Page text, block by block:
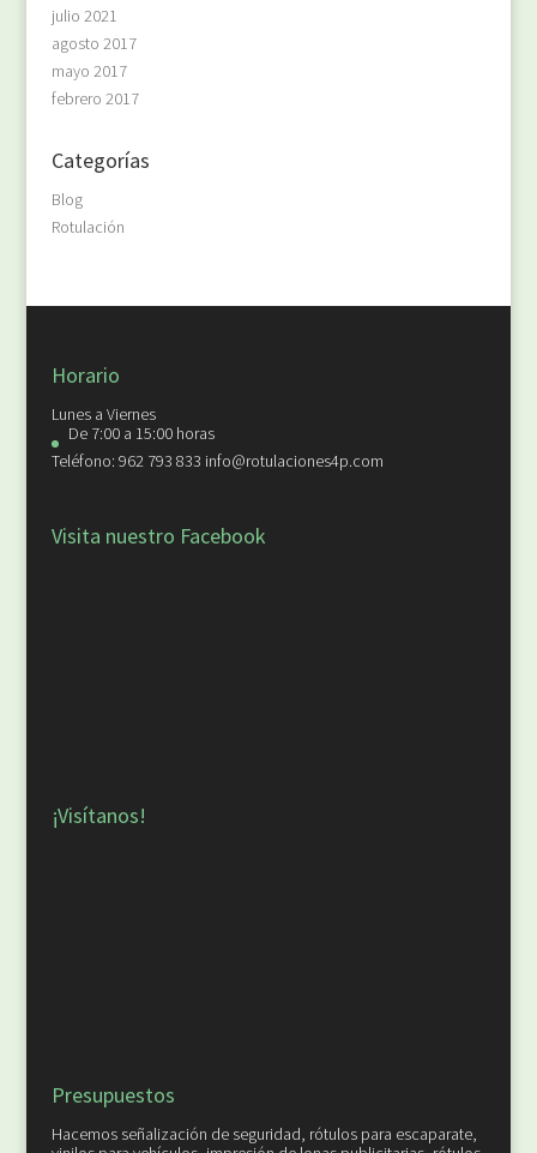
julio 2021
agosto 2017
mayo 2017
febrero 2017
Categorías
Blog
Rotulación
Horario
Lunes a Viernes
De 7:00 a 15:00 horas
Teléfono: 962 793 833 info@rotulaciones4p.com
Visita nuestro Facebook
¡Visítanos!
Presupuestos
Hacemos señalización de seguridad, rótulos para escaparate,